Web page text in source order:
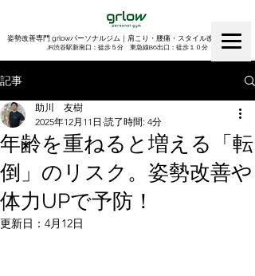
姿勢改善専門 grlowパーソナルジム｜肩こり・腰痛・スタイル改善｜渋谷
​JR渋谷駅新南口：徒歩５分 東急線B6出口：徒歩１０分
記事
年齢を重ねると増える「転
倒」のリスク。姿勢改善や
体力UPで予防！
助川 友樹
2025年12月11日 読了時間: 4分
更新日： 4月12日